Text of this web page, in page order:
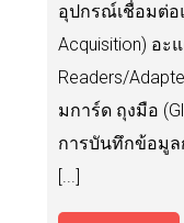
อุปกรณ์เชื่อมต่อ
Acquisition) อะ
Readers/
มการ์ด ถุงมือ
การบันทึกข้อมูล
[...]